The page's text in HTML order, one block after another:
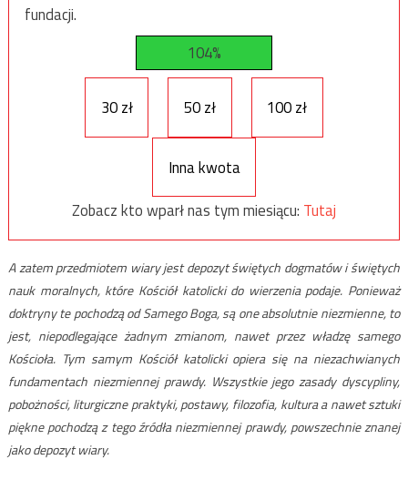
fundacji.
104%
30 zł 50 zł 100 zł
Inna kwota
Zobacz kto wparł nas tym miesiącu: Tutaj
A zatem przedmiotem wiary jest depozyt świętych dogmatów i świętych
nauk moralnych, które Kościół katolicki do wierzenia podaje. Ponieważ
doktryny te pochodzą od Samego Boga, są one absolutnie niezmienne, to
jest, niepodlegające żadnym zmianom, nawet przez władzę samego
Kościoła. Tym samym Kościół katolicki opiera się na niezachwianych
fundamentach niezmiennej prawdy. Wszystkie jego zasady dyscypliny,
pobożności, liturgiczne praktyki, postawy, filozofia, kultura a nawet sztuki
piękne pochodzą z tego źródła niezmiennej prawdy, powszechnie znanej
jako depozyt wiary.